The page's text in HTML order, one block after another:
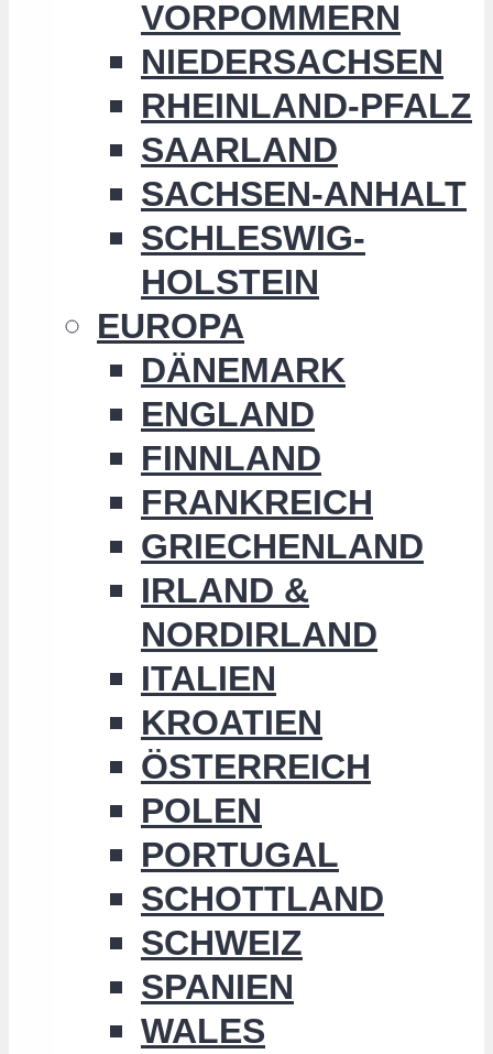
VORPOMMERN
NIEDERSACHSEN
RHEINLAND-PFALZ
SAARLAND
SACHSEN-ANHALT
SCHLESWIG-
HOLSTEIN
EUROPA
DÄNEMARK
ENGLAND
FINNLAND
FRANKREICH
GRIECHENLAND
IRLAND &
NORDIRLAND
ITALIEN
KROATIEN
ÖSTERREICH
POLEN
PORTUGAL
SCHOTTLAND
SCHWEIZ
SPANIEN
WALES